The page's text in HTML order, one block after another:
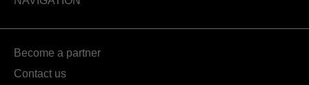
Become a partner
Contact us